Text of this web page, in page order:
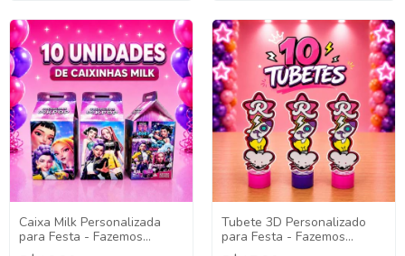
Caixa Milk Personalizada
para Festa - Fazemos
Qualquer Tema -
Tubete 3D Personalizado
para Festa - Fazemos
Qualquer Tema -